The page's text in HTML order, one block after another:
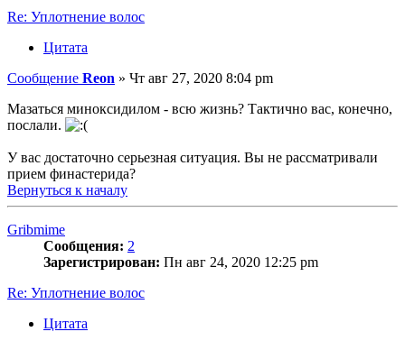
Re: Уплотнение волос
Цитата
Сообщение Reon » Чт авг 27, 2020 8:04 pm
Мазаться миноксидилом - всю жизнь? Тактично вас, конечно,
послали.
У вас достаточно серьезная ситуация. Вы не рассматривали
прием финастерида?
Вернуться к началу
Gribmime
Сообщения: 2
Зарегистрирован: Пн авг 24, 2020 12:25 pm
Re: Уплотнение волос
Цитата